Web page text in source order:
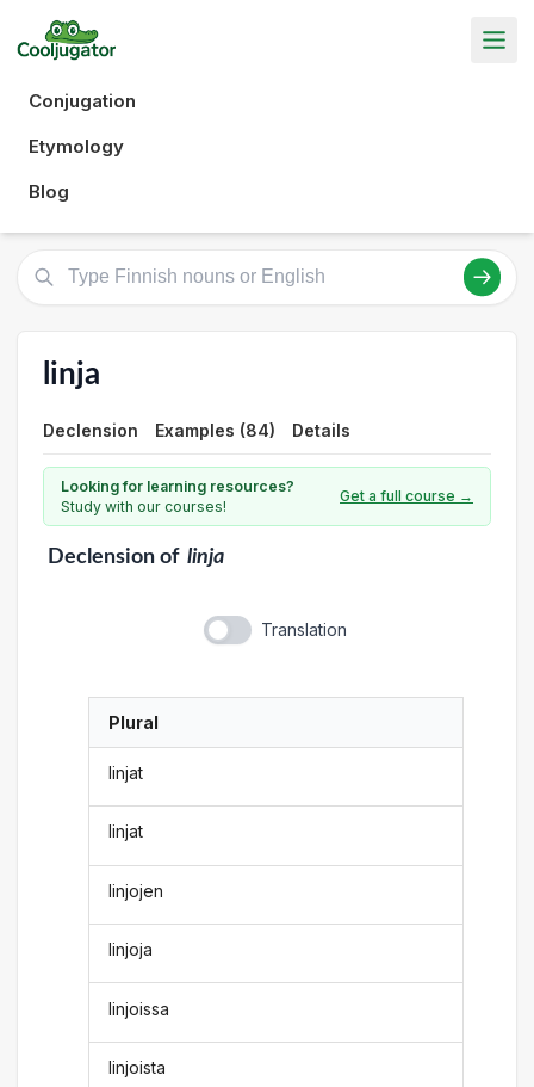
Conjugation
Etymology
Blog
linja
Declension Examples (84) Details
Looking for learning resources?
Study with our courses!
Get a full course →
Declensionof linja
Translation
Plural
linjat
linjat
linjojen
linjoja
linjoissa
linjoista